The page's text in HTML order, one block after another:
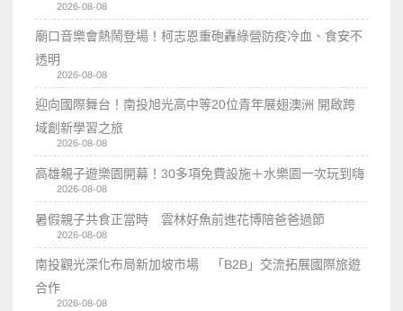
2026-08-08
廟口音樂會熱鬧登場！柯志恩重砲轟綠營防疫冷血、食安不
透明
2026-08-08
迎向國際舞台！南投旭光高中等20位青年展翅澳洲 開啟跨
域創新學習之旅
2026-08-08
高雄親子遊樂園開幕！30多項免費設施＋水樂園一次玩到嗨
2026-08-08
暑假親子共食正當時 雲林好魚前進花博陪爸爸過節
2026-08-08
南投觀光深化布局新加坡市場 「B2B」交流拓展國際旅遊
合作
2026-08-08